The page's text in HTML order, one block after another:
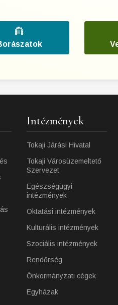
Intézmények
Tokaji Járási Hivatal
Tokaji Városüzemeltető
Szervezet
Egészségügyi
intézmények
Oktatási intézmények
Kulturális intézmények
Szociális intézmények
Rendőrség
Önkormányzati cégek
Egyházak